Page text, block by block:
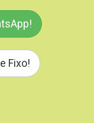
Fixo!